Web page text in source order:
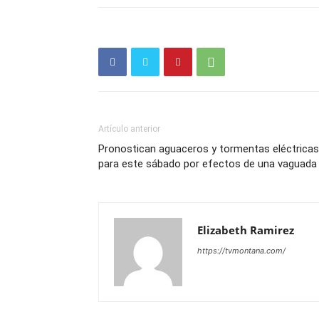
Artículo anterior
Pronostican aguaceros y tormentas eléctricas
para este sábado por efectos de una vaguada
Elizabeth Ramirez
https://tvmontana.com/